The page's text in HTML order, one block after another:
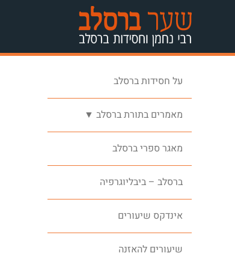
על חסידות ברסלב
מאמרים בתורת ברסלב ▼
מאגר ספרי ברסלב
ברסלב – ביבליוגרפיה
אינדקס שיעורים
שיעורים להאזנה